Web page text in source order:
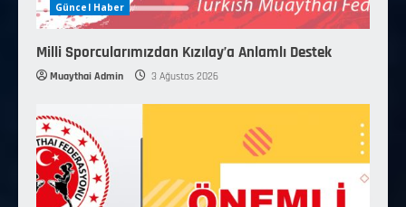
Güncel Haber
Milli Sporcularımızdan Kızılay’a Anlamlı Destek
Muaythai Admin 3 Ağustos 2026